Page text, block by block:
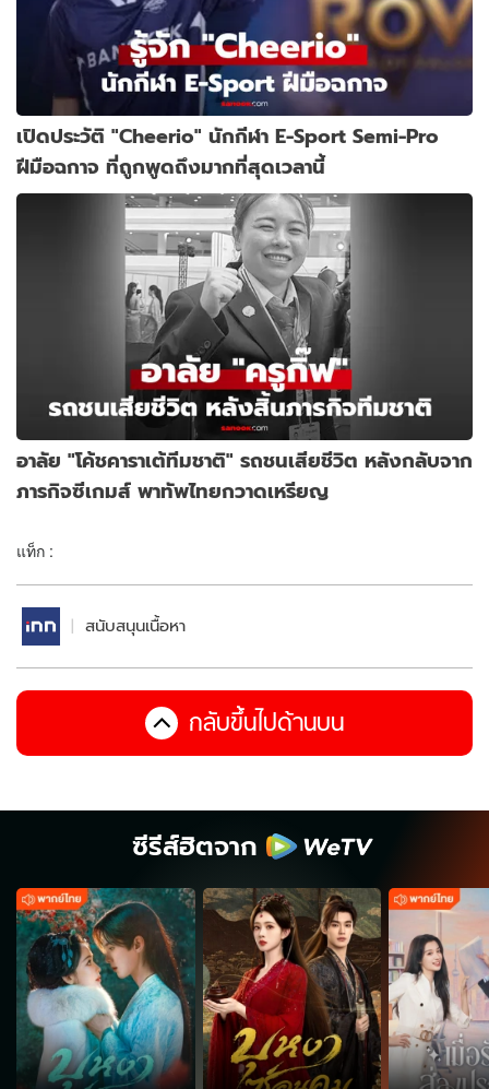
เปิดประวัติ "Cheerio" นักกีฬา E-Sport Semi-Pro
ฝีมือฉกาจ ที่ถูกพูดถึงมากที่สุดเวลานี้
อาลัย "โค้ชคาราเต้ทีมชาติ" รถชนเสียชีวิต หลังกลับจาก
ภารกิจซีเกมส์ พาทัพไทยกวาดเหรียญ
แท็ก :
สนับสนุนเนื้อหา
กลับขึ้นไปด้านบน
ซีรีส์ฮิตจาก